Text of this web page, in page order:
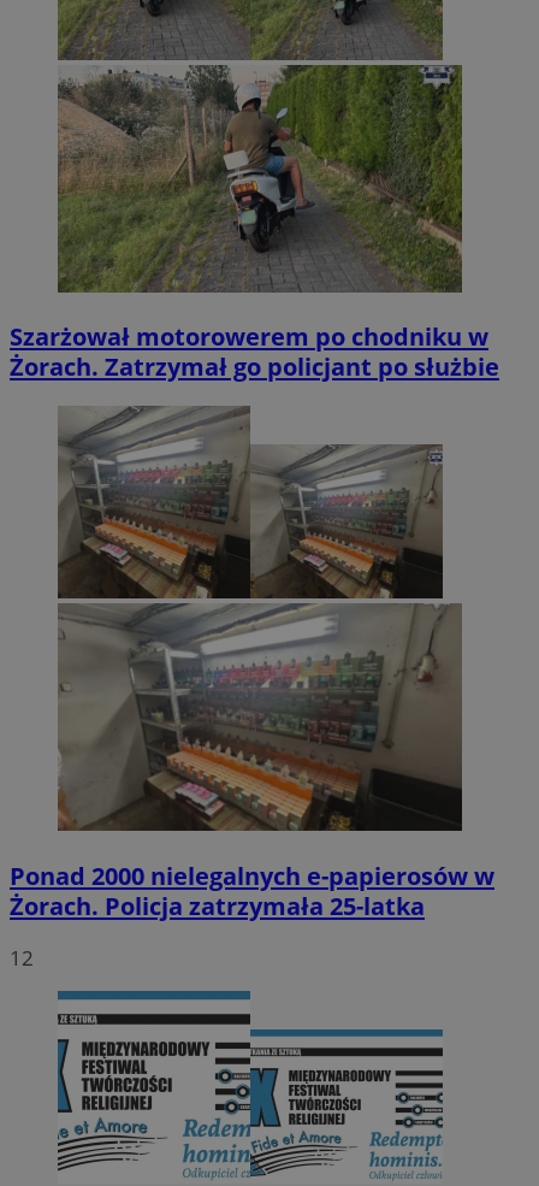
Szarżował motorowerem po chodniku w
Żorach. Zatrzymał go policjant po służbie
Ponad 2000 nielegalnych e-papierosów w
Żorach. Policja zatrzymała 25-latka
12